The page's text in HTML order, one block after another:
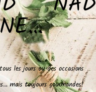
les jours ou des occasions
mais toujours gourmandes!